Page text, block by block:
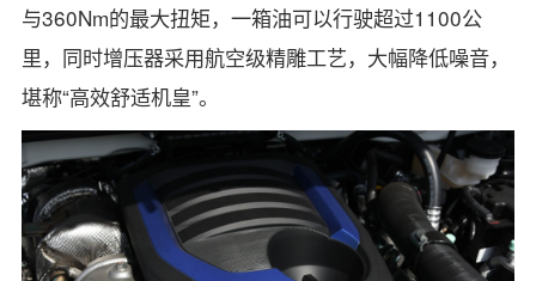
与360Nm的最大扭矩，一箱油可以行驶超过1100公
里，同时增压器采用航空级精雕工艺，大幅降低噪音，
堪称“高效舒适机皇”。